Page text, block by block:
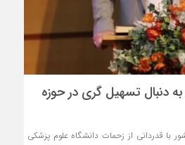
دنبال تسهیل گری در حوزه
قدردانی از زحمات دانشگاه علوم پزشکی